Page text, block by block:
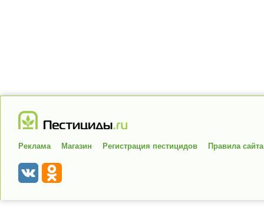
Реклама Магазин Регистрация пестицидов Правила сайта